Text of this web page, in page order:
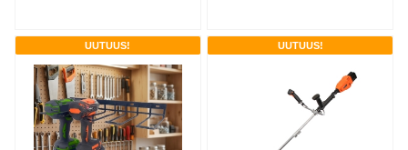
UUTUUS! UUTUUS!